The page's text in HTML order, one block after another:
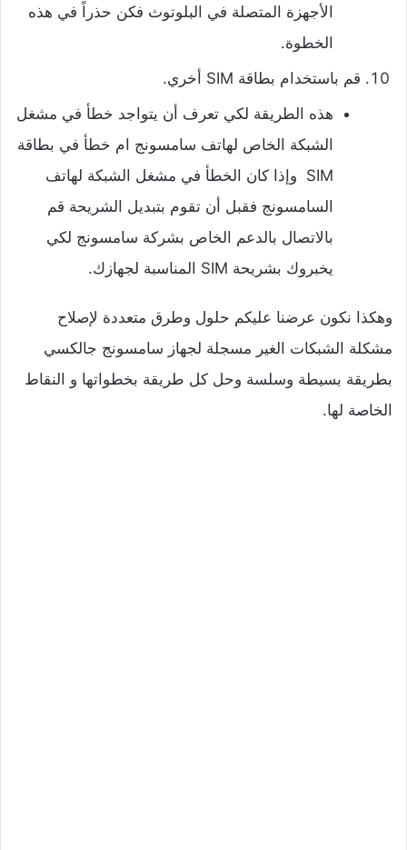
الأجهزة المتصلة في البلوتوث فكن حذراً في هذه
الخطوة.
قم باستخدام بطاقة SIM أخري.
هذه الطريقة لكي تعرف أن يتواجد خطأ في مشغل
الشبكة الخاص لهاتف سامسونج ام خطأ في بطاقة
SIM وإذا كان الخطأ في مشغل الشبكة لهاتف
السامسونج فقبل أن تقوم بتبديل الشريحة قم
بالاتصال بالدعم الخاص بشركة سامسونج لكي
يخبروك بشريحة SIM المناسبة لجهازك.
وهكذا نكون عرضنا عليكم حلول وطرق متعددة لإصلاح
مشكلة الشبكات الغير مسجلة لجهاز سامسونج جالكسي
بطريقة بسيطة وسلسة وحل كل طريقة بخطواتها و النقاط
الخاصة لها.